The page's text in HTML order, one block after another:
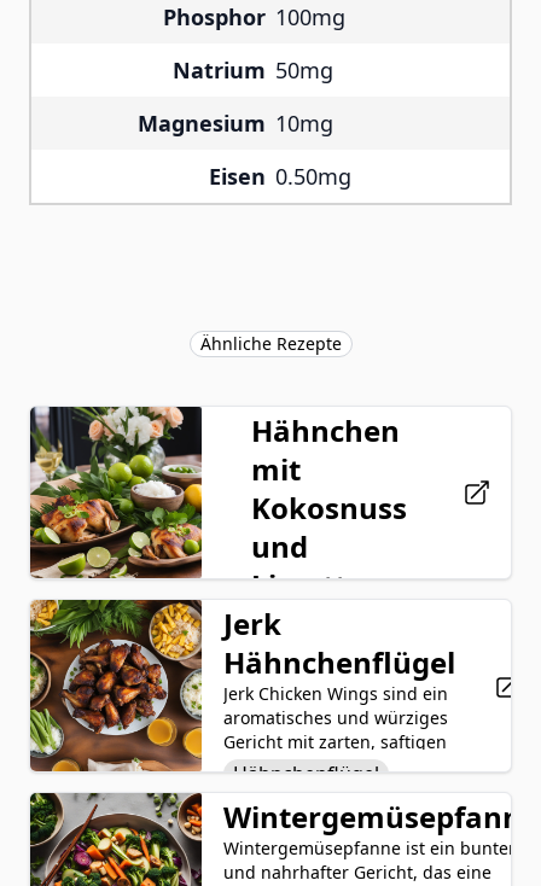
Phosphor 100mg
Natrium 50mg
Magnesium 10mg
Eisen 0.50mg
Ähnliche Rezepte
Hähnchen
mit
Kokosnuss
und
Limette
Kokosnuss-Limetten-
Huhn ist ein
köstliches und
geschmackvolles
Gericht, das zartes
Hühnerbrustfleisch
mit cremiger
spritzigem
Limettensaft,
aromatischem
Hähnchenbrust
Kokosmilch
Limettensaft
Knoblauch
Sojasoße
Jerk
Hähnchenflügel
Jerk Chicken Wings sind ein
aromatisches und würziges
Gericht mit zarten, saftigen
Hühnerflügeln, die in einer
Mischung aus Jerk-
Gewürzen, Sojasauce,
braunem Zucker, Olivenöl,
Knoblauch, Ingwer und
Hähnchenflügel
Jamaika-Marinade
Sojasoße
Wintergemüsepfanne
Wintergemüsepfanne ist ein bunter
und nahrhafter Gericht, das eine